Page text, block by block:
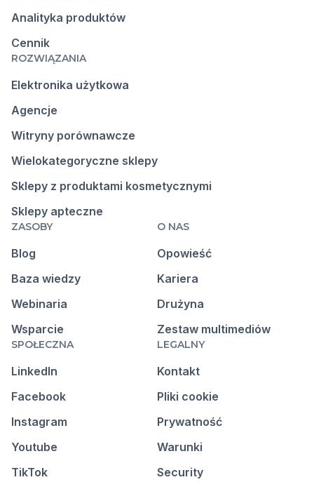
Analityka produktów
Cennik
ROZWIĄZANIA
Elektronika użytkowa
Agencje
Witryny porównawcze
Wielokategoryczne sklepy
Sklepy z produktami kosmetycznymi
Sklepy apteczne
ZASOBY
Blog
Baza wiedzy
Webinaria
Wsparcie
O NAS
Opowieść
Kariera
Drużyna
Zestaw multimediów
SPOŁECZNA
LinkedIn
Facebook
Instagram
Youtube
TikTok
LEGALNY
Kontakt
Pliki cookie
Prywatność
Warunki
Security